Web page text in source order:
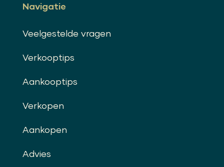
Navigatie
Veelgestelde vragen
Verkooptips
Aankooptips
Verkopen
Aankopen
Advies